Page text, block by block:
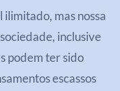
ilimitado, mas nossa
inclusive
podem ter sido
escassos